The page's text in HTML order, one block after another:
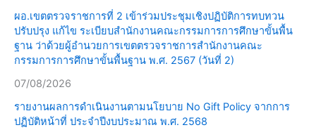
ผอ.เขตตรวจราชการที่ 2 เข้าร่วมประชุมเชิงปฏิบัติการทบทวน
ปรับปรุง แก้ไข ระเบียบสำนักงานคณะกรรมการการศึกษาขั้นพื้น
ฐาน ว่าด้วยผู้อำนวยการเขตตรวจราชการสำนักงานคณะ
กรรมการการศึกษาขั้นพื้นฐาน พ.ศ. 2567 (วันที่ 2)
07/08/2026
รายงานผลการดำเนินงานตามนโยบาย No Gift Policy จากการ
ปฏิบัติหน้าที่ ประจำปีงบประมาณ พ.ศ. 2568